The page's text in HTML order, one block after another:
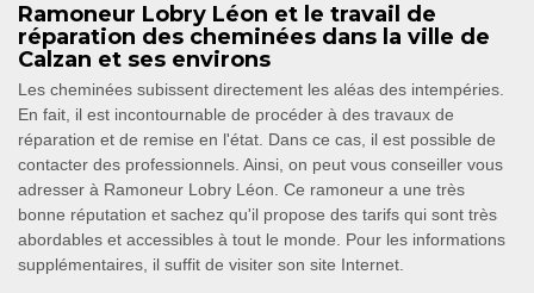
Ramoneur Lobry Léon et le travail de
réparation des cheminées dans la ville de
Calzan et ses environs
Les cheminées subissent directement les aléas des intempéries.
En fait, il est incontournable de procéder à des travaux de
réparation et de remise en l'état. Dans ce cas, il est possible de
contacter des professionnels. Ainsi, on peut vous conseiller vous
adresser à Ramoneur Lobry Léon. Ce ramoneur a une très
bonne réputation et sachez qu'il propose des tarifs qui sont très
abordables et accessibles à tout le monde. Pour les informations
supplémentaires, il suffit de visiter son site Internet.